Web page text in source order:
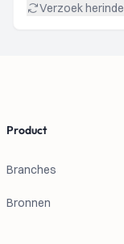
Verzoek
Product
Branches
Bronnen